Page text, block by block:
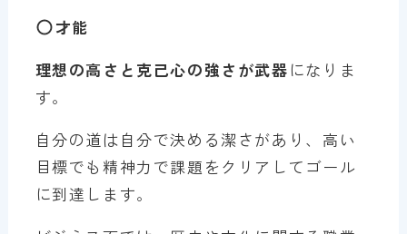
才能
理想の高さと克己心の強さが武器 になりま
す。
自分の道は自分で決める潔さがあり、高い
目標でも精神力で課題をクリアしてゴール
に到達します。